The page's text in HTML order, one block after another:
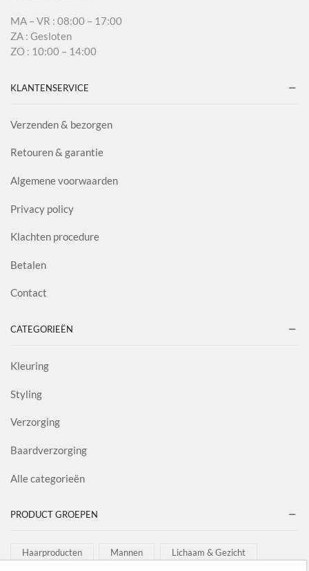
MA – VR : 08:00 – 17:00
ZA : Gesloten
ZO : 10:00 – 14:00
KLANTENSERVICE
Verzenden & bezorgen
Retouren & garantie
Algemene voorwaarden
Privacy policy
Klachten procedure
Betalen
Contact
CATEGORIEËN
Kleuring
Styling
Verzorging
Baardverzorging
Alle categorieën
PRODUCT GROEPEN
Haarproducten Mannen Lichaam & Gezicht